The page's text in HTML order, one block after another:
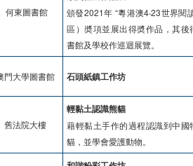
何東圖書館
頒發2021年 “粵港澳4‧23世界閱
區）奬項並展出得奬作品，其後
書館及學校作巡迴展覽。
門大學圖書館 石頭紙鎮工作坊
舊法院大樓
輕黏土認識熊貓
藉輕黏土手作的過程認識到中國
貓，並學會愛護動物。